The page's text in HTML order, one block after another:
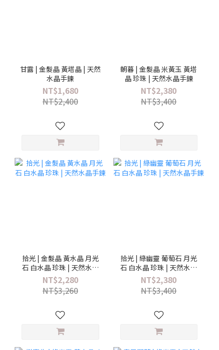
甘露 | 金髮晶 黃塔晶 | 天然
水晶手鍊
NT$1,680
NT$2,400
朝暮 | 金髮晶 米黃玉 黃塔
晶 珍珠 | 天然水晶手鍊
NT$2,380
NT$3,400
拾光 | 金髮晶 黃水晶 月光
石 白水晶 珍珠 | 天然水晶
手鍊
NT$2,280
NT$3,260
拾光 | 綠幽靈 葡萄石 月光
石 白水晶 珍珠 | 天然水晶
手鍊
NT$2,380
NT$3,400